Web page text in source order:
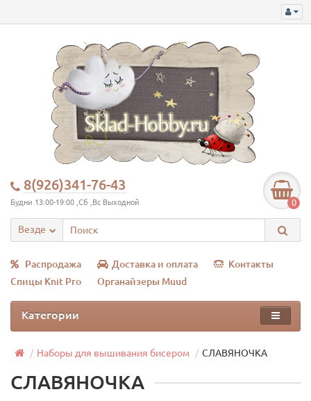
8(926)341-76-43
Будни 13:00-19:00 ,Сб ,Вс Выходной 0
Везде
Распродажа Доставка и оплата
Контакты
Спицы Knit Pro
Органайзеры Muud
Категории
Наборы для вышивания бисером СЛАВЯНОЧКА
СЛАВЯНОЧКА